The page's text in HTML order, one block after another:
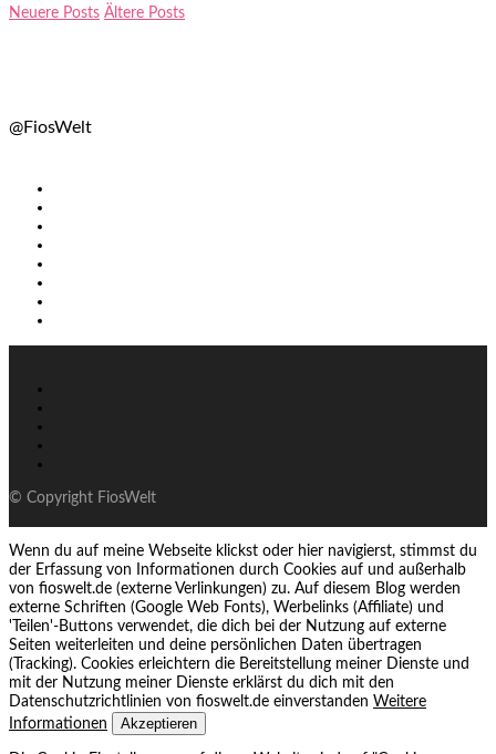
Neuere Posts Ältere Posts
@FiosWelt
© Copyright FiosWelt
Wenn du auf meine Webseite klickst oder hier navigierst, stimmst du
der Erfassung von Informationen durch Cookies auf und außerhalb
von fioswelt.de (externe Verlinkungen) zu. Auf diesem Blog werden
externe Schriften (Google Web Fonts), Werbelinks (Affiliate) und
'Teilen'-Buttons verwendet, die dich bei der Nutzung auf externe
Seiten weiterleiten und deine persönlichen Daten übertragen
(Tracking). Cookies erleichtern die Bereitstellung meiner Dienste und
mit der Nutzung meiner Dienste erklärst du dich mit den
Datenschutzrichtlinien von fioswelt.de einverstanden Weitere
Informationen
Akzeptieren